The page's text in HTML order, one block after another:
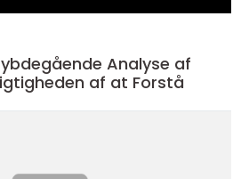
Analyse af
af at Forstå